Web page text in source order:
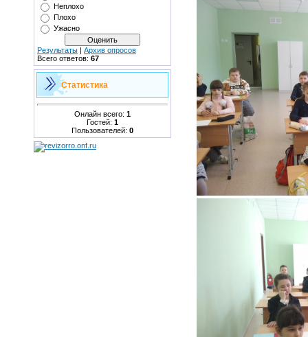
Неплохо
Плохо
Ужасно
Результаты | Архив опросов
Всего ответов: 67
Статистика
Онлайн всего: 1
Гостей: 1
Пользователей: 0